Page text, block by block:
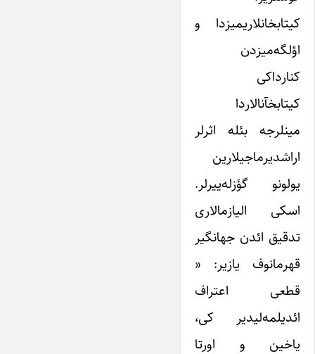
کیتابخانلاریمیزدا و
اؤلگه‌میزدن
کنارداکی
کیتابخآنالاردا
مینلرجه بئله اثرلر
اراشدیرماجیلارین
یولونو گؤزله‌ییرلر.
اسکی الیازمالاری
تدقیق ائدن جهانگیر
قهرمانوف یازیر: «
قطعی اعتراف
ائدیلمه‌لیدیر کی،
یاخین و اورتا